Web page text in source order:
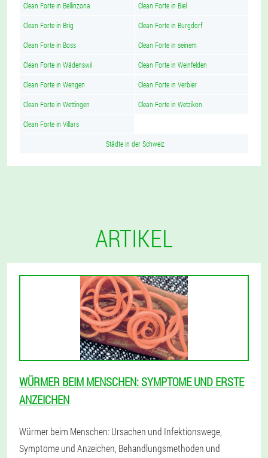
Clean Forte in Bellinzona Clean Forte in Biel
Clean Forte in Brig Clean Forte in Burgdorf
Clean Forte in Boss Clean Forte in seinem
Clean Forte in Wädenswil Clean Forte in Weinfelden
Clean Forte in Wengen Clean Forte in Verbier
Clean Forte in Wettingen Clean Forte in Wetzikon
Clean Forte in Villars
Städte in der Schweiz
ARTIKEL
WÜRMER BEIM MENSCHEN: SYMPTOME UND ERSTE
ANZEICHEN
Würmer beim Menschen: Ursachen und Infektionswege,
Symptome und Anzeichen, Behandlungsmethoden und